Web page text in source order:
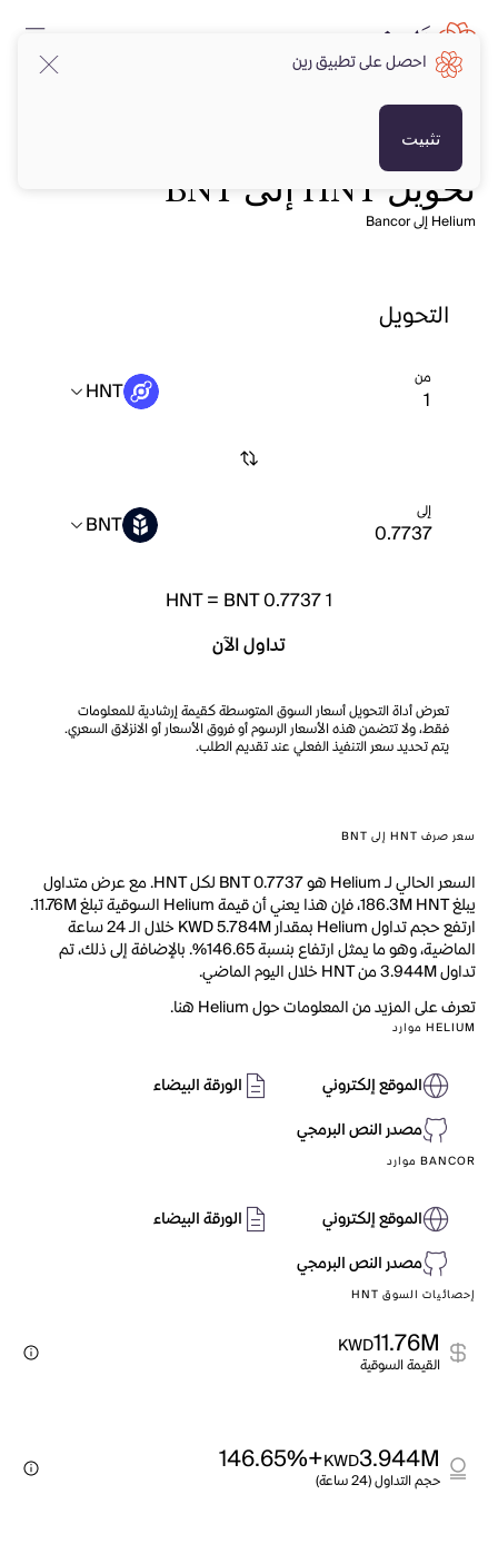
تحويل HNT إلى BNT
Helium إلى Bancor
التحويل
من HNT
إلى BNT
1
HNT= BNT 0.7737
تداول الآن
تعرض أداة التحويل أسعار السوق المتوسطة كقيمة إرشادية للمعلومات
فقط، ولا تتضمن هذه الأسعار الرسوم أو فروق الأسعار أو الانزلاق السعري.
يتم تحديد سعر التنفيذ الفعلي عند تقديم الطلب.
سعر صرف HNT إلى BNT
السعر الحالي لـ Helium هو BNT 0.7737 لكل HNT. مع عرض متداول
يبلغ 186.3M HNT، فإن هذا يعني أن قيمة Helium السوقية تبلغ 11.76M.
ارتفع حجم تداول Helium بمقدار KWD 5.784M خلال الـ 24 ساعة
الماضية، وهو ما يمثل ارتفاع بنسبة 146.65%. بالإضافة إلى ذلك، تم
تداول 3.944M من HNT خلال اليوم الماضي.
تعرف على المزيد من المعلومات حول Helium هنا.
HELIUM موارد
الموقع إلكتروني
الورقة البيضاء
مصدر النص البرمجي
BANCOR موارد
الموقع إلكتروني
الورقة البيضاء
مصدر النص البرمجي
إحصائيات السوق HNT
11.76M
KWD
القيمة السوقية
3.944M
KWD
+146.65%
حجم التداول (24 ساعة)
احصل على تطبيق رين
تثبيت